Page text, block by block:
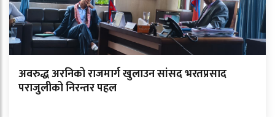
अवरुद्ध अरनिको राजमार्ग खुलाउन सांसद भरतप्रसाद
पराजुलीको निरन्तर पहल